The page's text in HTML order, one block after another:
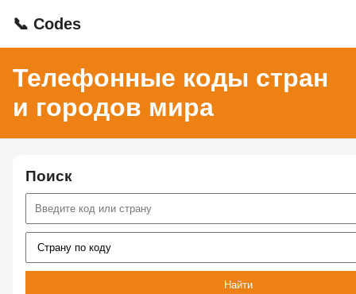
📞 Codes
Телефонные коды стран
и городов мира
Поиск
Найти